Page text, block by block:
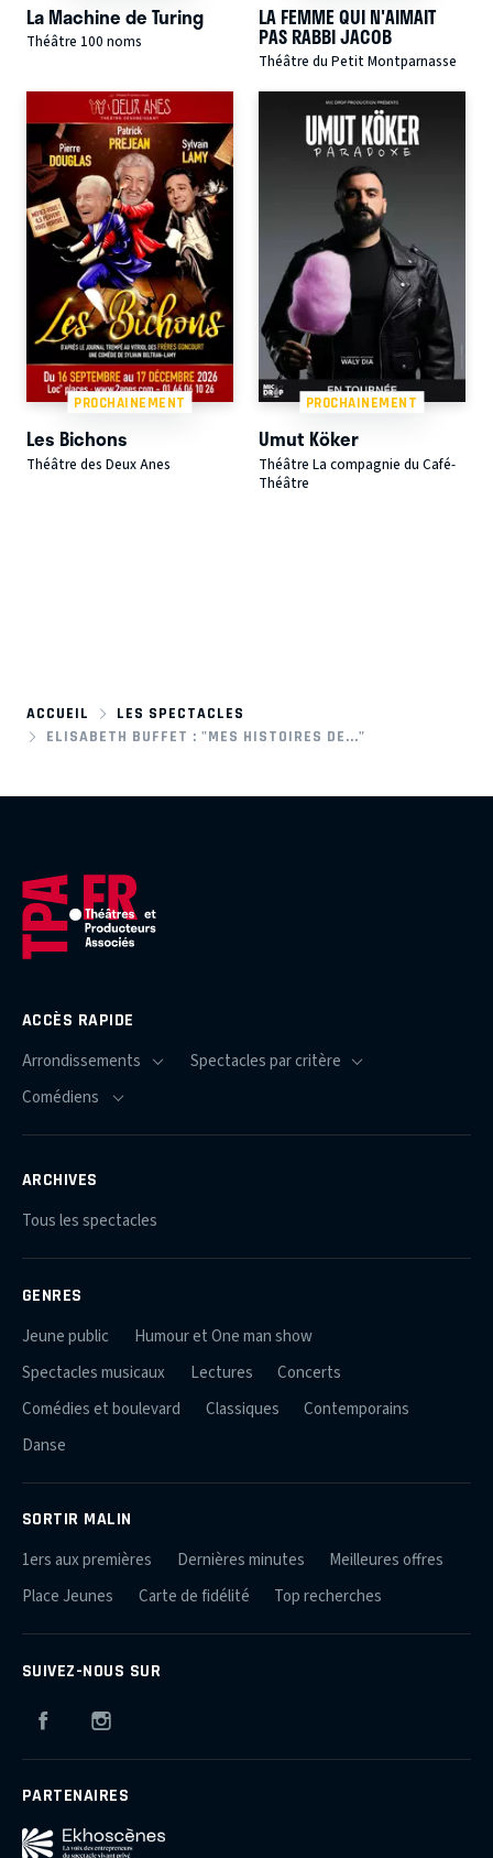
La Machine de Turing
Théâtre 100 noms
LA FEMME QUI N'AIMAIT
PAS RABBI JACOB
Théâtre du Petit Montparnasse
PROCHAINEMENT
Les Bichons
Théâtre des Deux Anes
PROCHAINEMENT
Umut Köker
Théâtre La compagnie du Café-
Théâtre
ACCUEIL
LES SPECTACLES
ELISABETH BUFFET : "MES HISTOIRES DE..."
ACCÈS RAPIDE
ARCHIVES
Tous les spectacles
GENRES
Jeune public
Humour et One man show
Spectacles musicaux
Lectures
Concerts
Comédies et boulevard
Classiques
Contemporains
Danse
SORTIR MALIN
1ers aux premières Dernières minutes
Meilleures offres
Place Jeunes
Carte de fidélité Top recherches
SUIVEZ-NOUS SUR
Facebook
PARTENAIRES